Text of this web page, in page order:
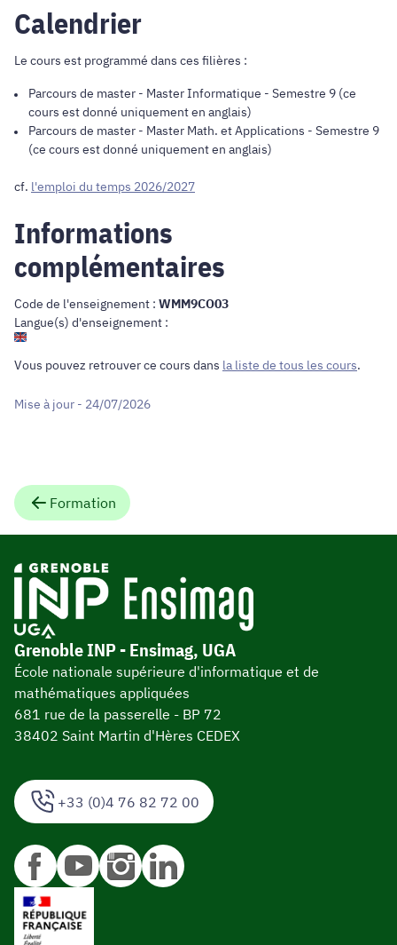
Calendrier
Le cours est programmé dans ces filières :
Parcours de master - Master Informatique - Semestre 9 (ce
cours est donné uniquement en anglais)
Parcours de master - Master Math. et Applications - Semestre 9
(ce cours est donné uniquement en anglais)
cf. l'emploi du temps 2026/2027
Informations
complémentaires
Code de l'enseignement : WMM9CO03
Langue(s) d'enseignement :
Vous pouvez retrouver ce cours dans la liste de tous les cours.
Mise à jour - 24/07/2026
Formation
+33 (0)4 76 82 72 00
Grenoble INP - Ensimag, UGA
École nationale supérieure d'informatique et de
mathématiques appliquées
681 rue de la passerelle - BP 72
38402 Saint Martin d'Hères CEDEX